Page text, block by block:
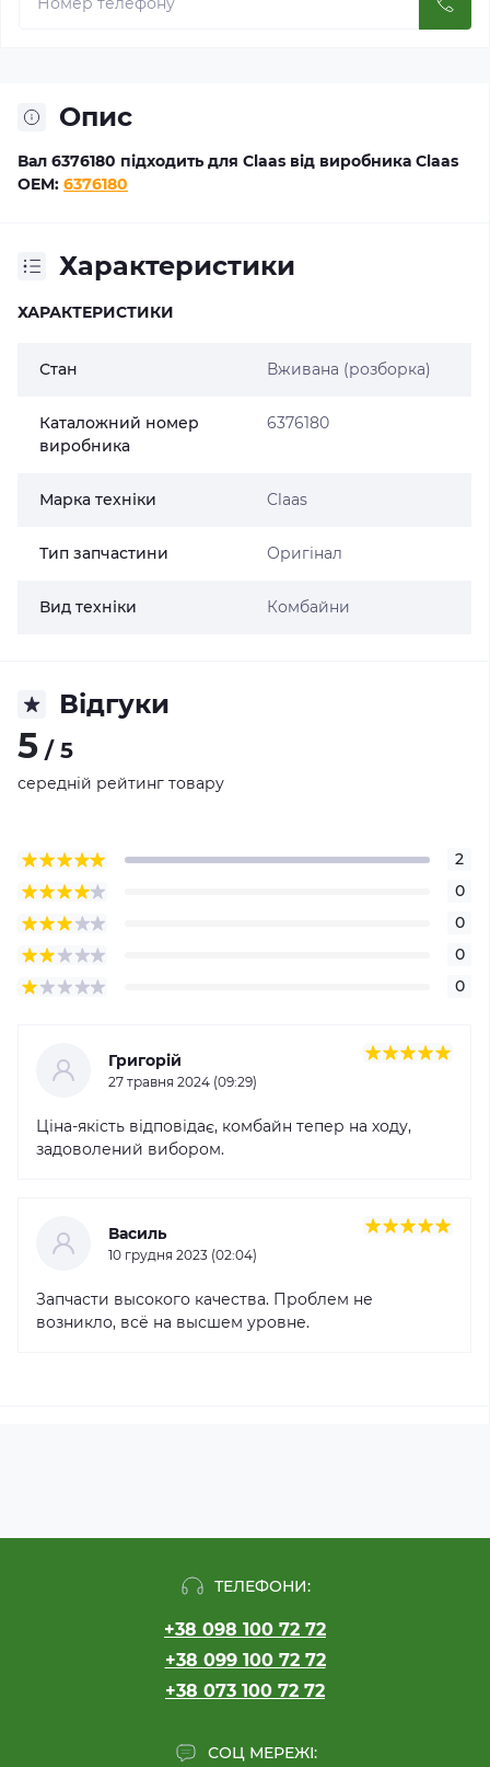
Опис
Вал 6376180 підходить для Claas від виробника Claas
OEM: 6376180
Характеристики
ХАРАКТЕРИСТИКИ
Стан Вживана (розборка)
Каталожний номер
виробника
6376180
Марка техніки Claas
Тип запчастини Оригінал
Вид техніки Комбайни
Відгуки
5 / 5
середній рейтинг товару
2
0
0
0
0
Григорій
27 травня 2024 (09:29)
Ціна-якість відповідає, комбайн тепер на ходу,
задоволений вибором.
Василь
10 грудня 2023 (02:04)
Запчасти высокого качества. Проблем не
возникло, всё на высшем уровне.
ТЕЛЕФОНИ:
+38 098 100 72 72
+38 099 100 72 72
+38 073 100 72 72
СОЦ МЕРЕЖІ: